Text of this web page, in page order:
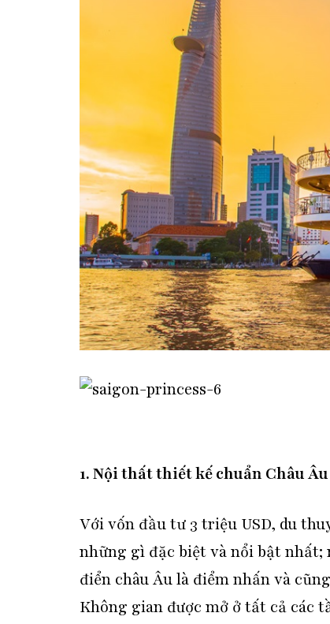
1. Nội thất thiết kế chuẩn Châu Âu
Với vốn đầu tư 3 triệu USD, du
những gì đặc biệt và nổi bật
điển châu Âu là điểm nhấn và
Không gian được mở ở tất cả các